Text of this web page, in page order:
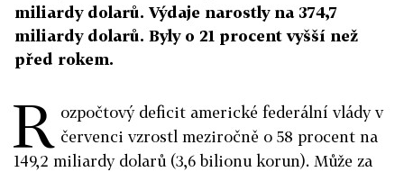
miliardy dolarů. Výdaje narostly na 374,7
miliardy dolarů. Byly o 21 procent vyšší než
před rokem.
R ozpočtový deficit americké federální vlády v
červenci vzrostl meziročně o 58 procent na
149,2 miliardy dolarů (3,6 bilionu korun). Může za